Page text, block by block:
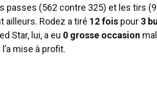
passes (562 contre 325) et les tirs
Rodez a tiré 12 fois pour 3
Star, lui, a eu 0 grosse occasion
mise à profit.